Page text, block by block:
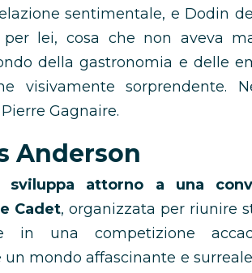
sentimentale, e Dodin
per lei, cosa che non aveva
della gastronomia e delle
visivamente sorprendente.
Gagnaire.
Anderson
attorno a una
Cadet, organizzata per riunire
una competizione
un mondo affascinante e